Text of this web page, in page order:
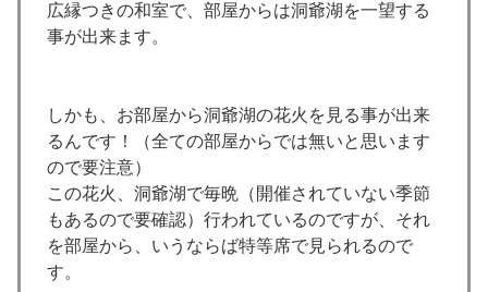
広縁つきの和室で、部屋からは洞爺湖を一望する
事が出来ます。
しかも、お部屋から洞爺湖の花火を見る事が出来
るんです！（全ての部屋からでは無いと思います
ので要注意）
この花火、洞爺湖で毎晩（開催されていない季節
もあるので要確認）行われているのですが、それ
を部屋から、いうならば特等席で見られるので
す。